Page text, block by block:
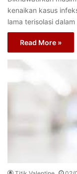
kenaikan kasus
lama terisolasi
Read More »